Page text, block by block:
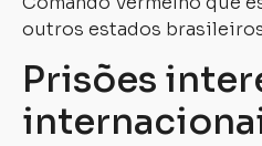
outros estados
Prisões